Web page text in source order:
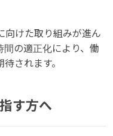
向けた取り組みが進ん
間の適正化により、働
されます。
す方へ